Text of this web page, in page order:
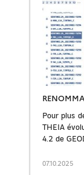
Pour plus
THEIA
4.2 de
07.10.2025